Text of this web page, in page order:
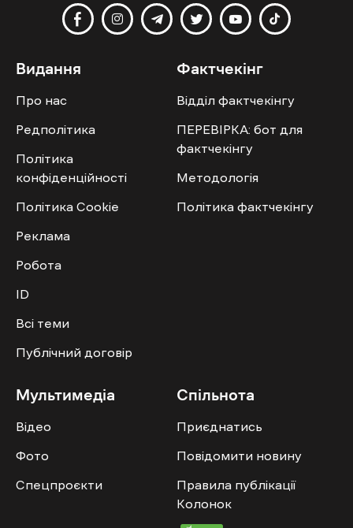
Видання
Про нас
Редполітика
Політика
конфіденційності
Політика Cookie
Реклама
Робота
ID
Всі теми
Публічний договір
Фактчекінг
Відділ фактчекінгу
ПЕРЕВІРКА: бот для
фактчекінгу
Методологія
Політика фактчекінгу
Мультимедіа
Відео
Фото
Спецпроєкти
Спільнота
Приєднатись
Повідомити новину
Правила публікації
Колонок